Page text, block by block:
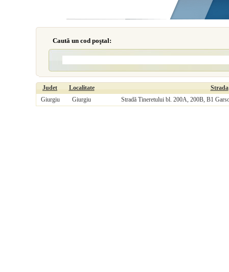
Caută un cod poştal:
Judet Localitate
Strada
Giurgiu
Giurgiu Stradă Tineretului bl. 200A, 200B, B1